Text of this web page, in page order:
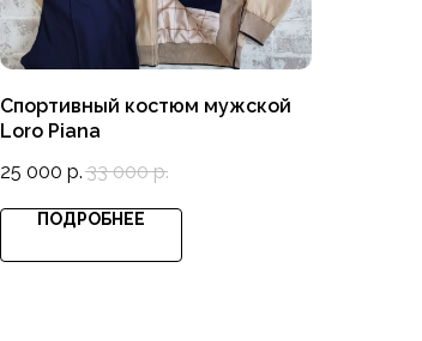
Спортивный костюм мужской
Loro Piana
25 000 р. 33 000 р.
ПОДРОБНЕЕ